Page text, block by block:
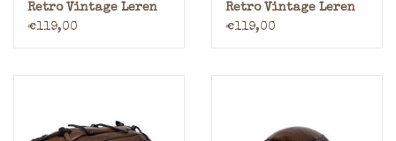
Retro Vintage Leren
Rugbybal 1920
€119,00
Retro Vintage Leren
Rugbybal 1940
€119,00